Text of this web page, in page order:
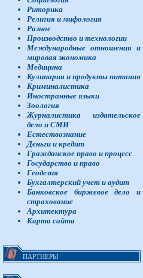
Риторика
Религия и мифология
Разное
Производство и технологии
Международные отношения и
мировая экономика
Медицина
Кулинария и продукты питания
Криминалистика
Иностранные языки
Зоология
Журналистика издательское
дело и СМИ
Естествознание
Деньги и кредит
Гражданское право и процесс
Государство и право
Геодезия
Бухгалтерский учет и аудит
Банковское биржевое дело и
страхование
Архитектура
Карта сайта
ПАРТНЕРЫ